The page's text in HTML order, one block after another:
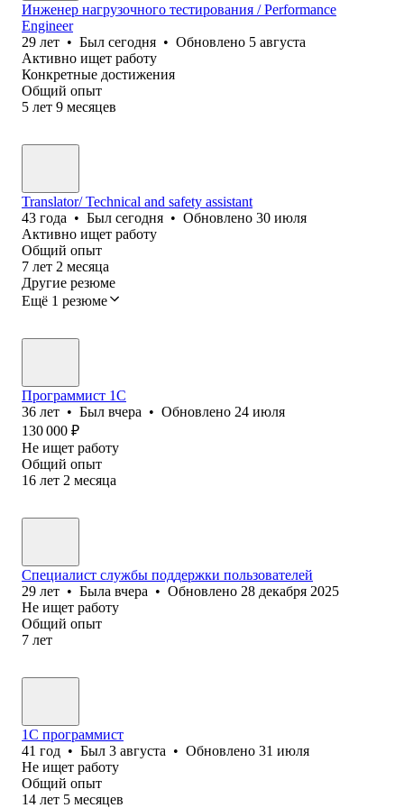
Инженер нагрузочного тестирования / Performance
Engineer
29 лет • Был сегодня • Обновлено 5 августа
Активно ищет работу
Конкретные достижения
Общий опыт
5 лет 9 месяцев
Translator/ Technical and safety assistant
43 года • Был сегодня • Обновлено 30 июля
Активно ищет работу
Общий опыт
7 лет 2 месяца
Другие резюме
Ещё 1 резюме
Программист 1С
36 лет • Был вчера • Обновлено 24 июля
130 000 ₽
Не ищет работу
Общий опыт
16 лет 2 месяца
Специалист службы поддержки пользователей
29 лет • Была вчера • Обновлено 28 декабря 2025
Не ищет работу
Общий опыт
7 лет
1С программист
41 год • Был 3 августа • Обновлено 31 июля
Не ищет работу
Общий опыт
14 лет 5 месяцев